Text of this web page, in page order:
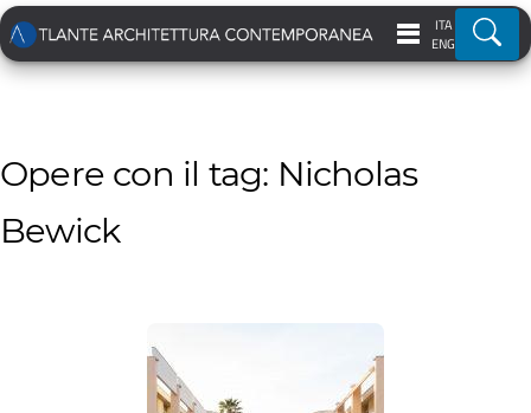
ITA
ENG
Opere con il tag: Nicholas
Bewick